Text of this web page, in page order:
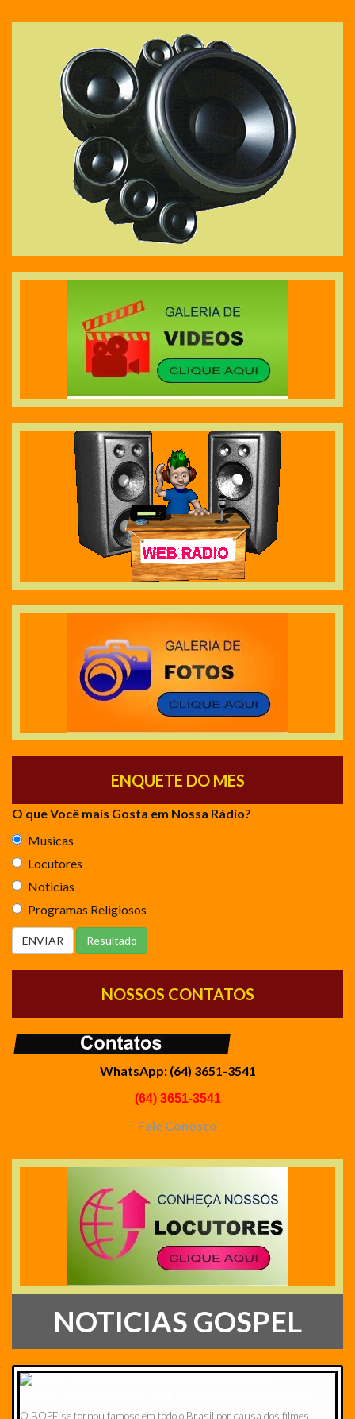
ENQUETE DO MES
O que Você mais Gosta em Nossa Rádio?
Musicas
Locutores
Noticias
Programas Religiosos
NOSSOS CONTATOS
WhatsApp: (64) 3651-3541
(64) 3651-3541
Fale Conosco
NOTICIAS GOSPEL
O BOPE se tornou famoso em todo o Brasil por causa dos filmes